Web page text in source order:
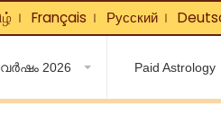
❘ Français ❘ Русский ❘
വർഷം 2026 Paid Astrology